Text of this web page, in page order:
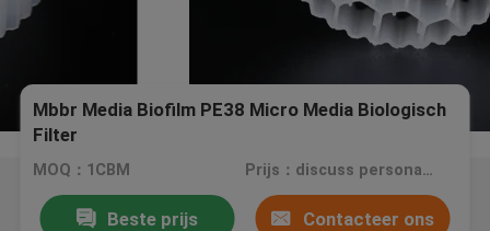
Mbbr Media Biofilm PE38 Micro Media Biologisch
Filter
MOQ：1CBM Prijs：discuss personally
Beste prijs Contacteer ons